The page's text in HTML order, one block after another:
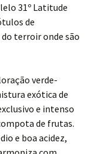
31º Latitude
de
terroir onde são
verde-
exótica de
e intenso
de frutas.
e boa acidez,